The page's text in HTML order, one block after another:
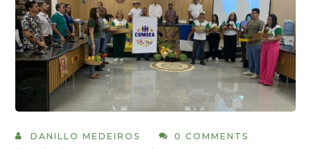
DANILLO MEDEIROS
0 COMMENTS